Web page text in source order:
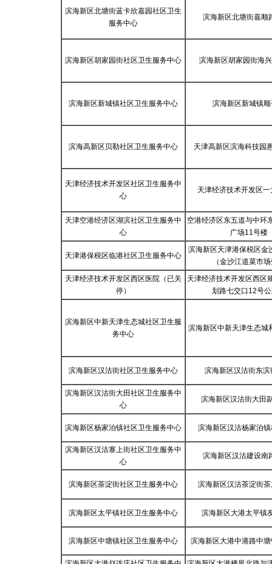
滨海新区北塘街蓝卡欣嘉园社区卫生
服务中心
滨海新区北塘街嘉顺
滨海新区胡家园街社区卫生服务中心 滨海新区胡家园街海
滨海新区新城镇社区卫生服务中心 滨海新区新城镇
滨海高新区贝勒社区卫生服务中心 天津高新区滨海科技园
天津经济技术开发区社区卫生服务中
心
天津经济技术开发区
天津空港经济区湖滨社区卫生服务中
心
空港经济区东五道与中环
广场11号楼
天津港保税区临港社区卫生服务中心
滨海新区天津港保税区金
（金沙江道菜市
天津经济技术开发区西区医院（已关
停）
天津经济技术开发区西区
划路七交口12号
滨海新区中新天津生态城社区卫生服
务中心
滨海新区中新天津生态城
滨海新区汉沽街社区卫生服务中心 滨海新区汉沽街东
滨海新区汉沽街大田社区卫生服务中
心
滨海新区汉沽街大田
滨海新区杨家泊镇社区卫生服务中心 滨海新区汉沽杨家泊
滨海新区汉沽寨上街社区卫生服务中
心
滨海新区汉沽建设南
滨海新区茶淀街社区卫生服务中心 滨海新区汉沽茶淀街
滨海新区太平镇社区卫生服务中心 滨海新区大港太平镇
滨海新区中塘镇社区卫生服务中心 滨海新区大港中港路中